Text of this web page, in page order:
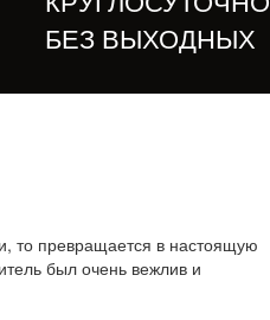
БЕЗ ВЫХОДНЫХ
то превращается в настоящую
был очень вежлив и